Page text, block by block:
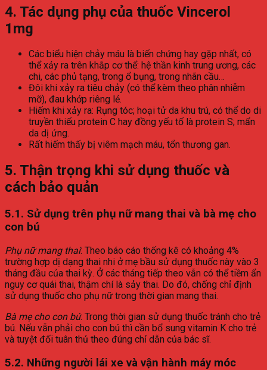
4. Tác dụng phụ của thuốc Vincerol
1mg
Các biểu hiện chảy máu là biến chứng hay gặp nhất, có
thể xảy ra trên khắp cơ thể: hệ thần kinh trung ương, các
chi, các phủ tạng, trong ổ bụng, trong nhãn cầu…
Đôi khi xảy ra tiêu chảy (có thể kèm theo phân nhiễm
mỡ), đau khớp riêng lẻ.
Hiếm khi xảy ra: Rụng tóc; hoại tử da khu trú, có thể do di
truyền thiếu protein C hay đồng yếu tố là protein S; mẩn
da dị ứng.
Rất hiếm thấy bị viêm mạch máu, tổn thương gan.
5. Thận trọng khi sử dụng thuốc và
cách bảo quản
5.1. Sử dụng trên phụ nữ mang thai và bà mẹ cho
con bú
Phụ nữ mang thai: Theo báo cáo thống kê có khoảng 4%
trường hợp dị dạng thai nhi ở mẹ bầu sử dụng thuốc này vào 3
tháng đầu của thai kỳ. Ở các tháng tiếp theo vẫn có thể tiềm ẩn
nguy cơ quái thai, thậm chí là sảy thai. Do đó, chống chỉ định
sử dụng thuốc cho phụ nữ trong thời gian mang thai.
Bà mẹ cho con bú: Trong thời gian sử dụng thuốc tránh cho trẻ
bú. Nếu vẫn phải cho con bú thì cần bổ sung vitamin K cho trẻ
và tuyệt đối tuân thủ theo đúng chỉ dẫn của bác sĩ.
5.2. Những người lái xe và vận hành máy móc